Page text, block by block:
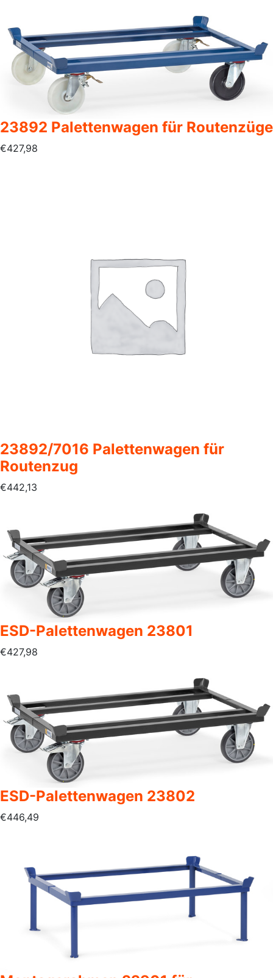
23892 Palettenwagen für Routenzüge
€427,98
23892/7016 Palettenwagen für
Routenzug
€442,13
ESD-Palettenwagen 23801
€427,98
ESD-Palettenwagen 23802
€446,49